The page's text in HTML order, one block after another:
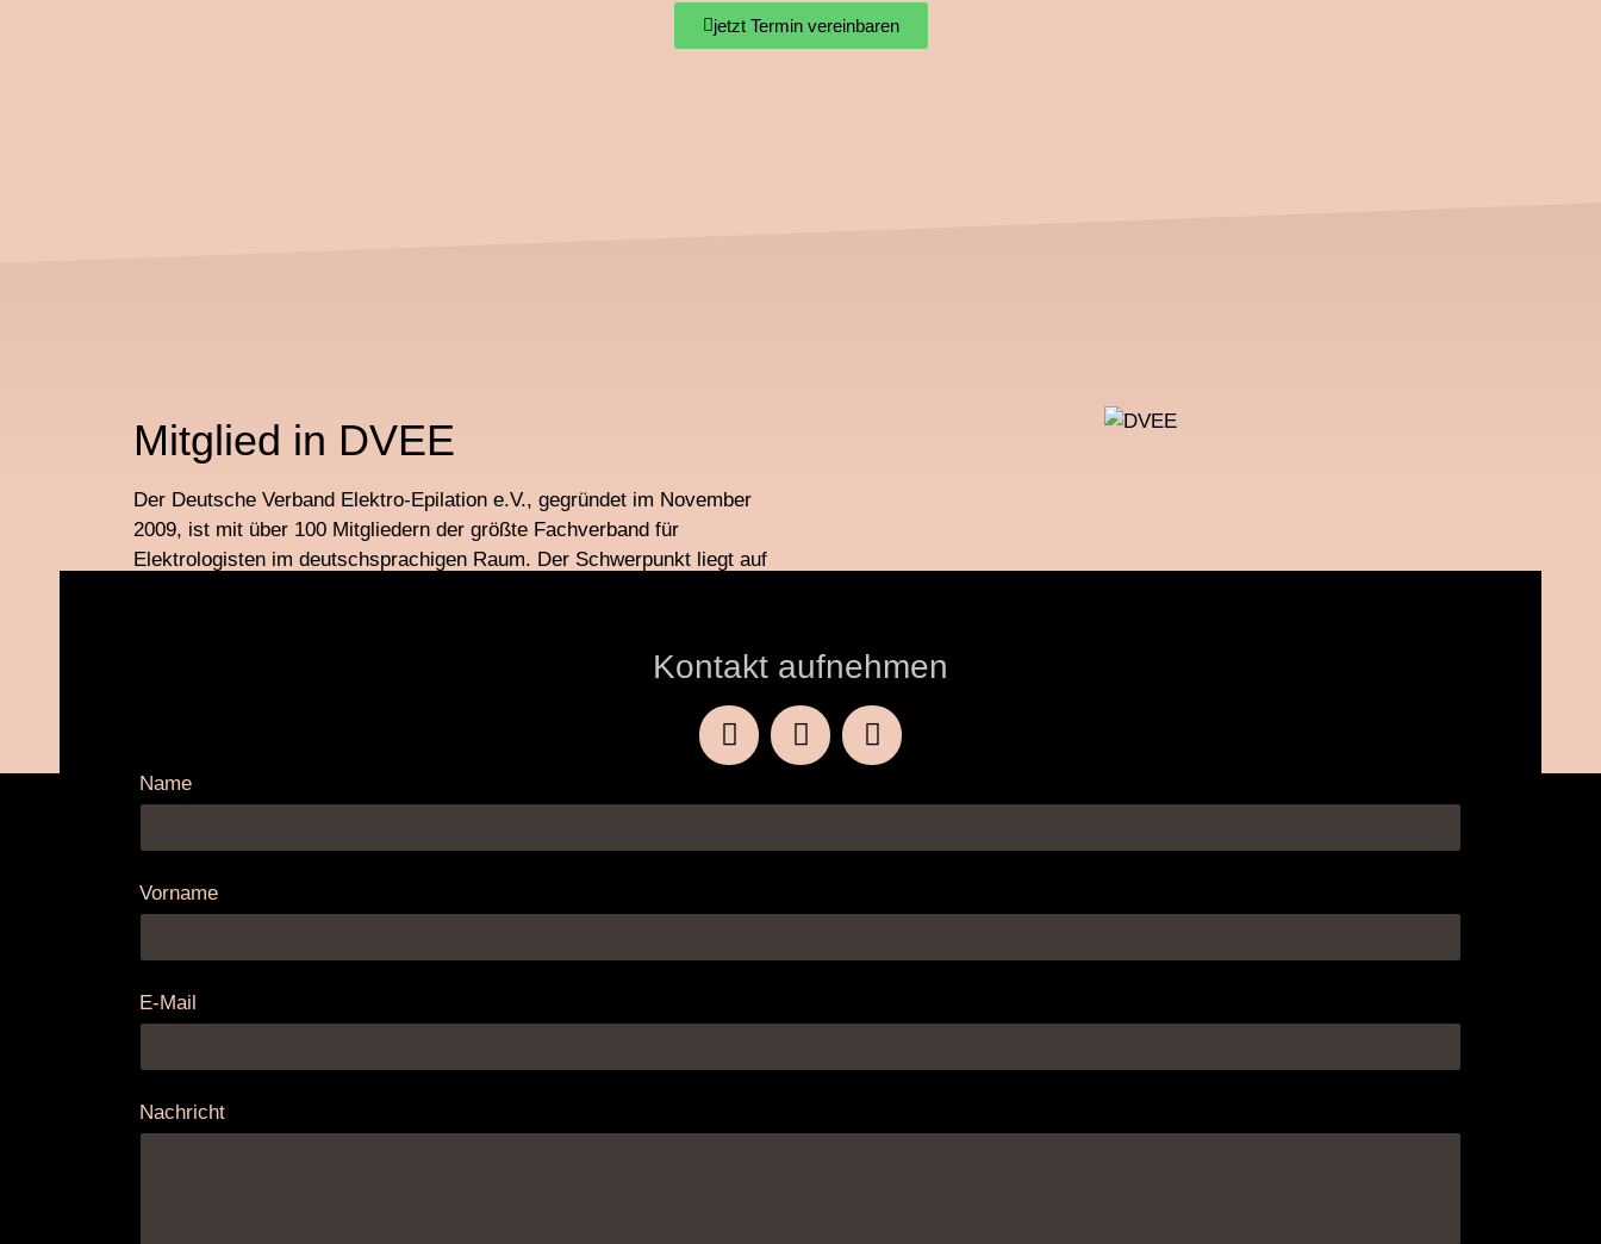
jetzt Termin vereinbaren
Mitglied in DVEE
Der Deutsche Verband Elektro-Epilation e.V., gegründet im November
2009, ist mit über 100 Mitgliedern der größte Fachverband für
Elektrologisten im deutschsprachigen Raum. Der Schwerpunkt liegt auf
Kontakt aufnehmen
Name
Vorname
E-Mail
Nachricht